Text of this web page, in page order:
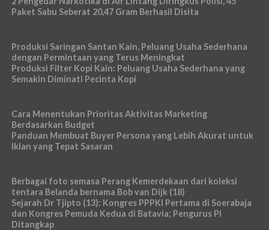
Paket Sabu Seberat 20,47 Gram Berhasil Disita
Produksi Saringan Santan Kain, Peluang Usaha Sederhana
dengan Permintaan yang Terus Meningkat
Produksi Filter Kopi Kain: Peluang Usaha Sederhana yang
Semakin Diminati Pecinta Kopi
Cara Menentukan Prioritas Aktivitas Marketing
Berdasarkan Budget
Panduan Membuat Buyer Persona yang Lebih Akurat untuk
Iklan yang Tepat Sasaran
Berbagai foto semasa Perang Kemerdekaan dari koleksi
tentara Belanda bernama Bob van Dijk (18)
Sejarah Dr Tjipto (13): Kongres PPPKI Pertama di Soerabaja
dan Kongres Pemuda Kedua di Batavia; Pengurus PI
Ditangkap